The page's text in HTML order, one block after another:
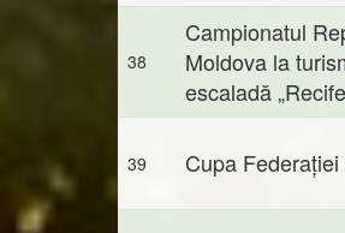
38
Campionatul
Moldova la
escaladă
39 Cupa Federației